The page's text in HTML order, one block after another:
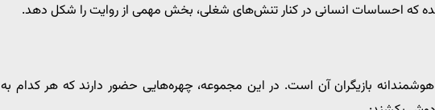
که احساسات انسانی در کنار تنش‌های شغلی، بخش مهمی از روایت را شکل دهد.
بازیگران آن است. در این مجموعه، چهره‌هایی حضور دارند که هر کدام به